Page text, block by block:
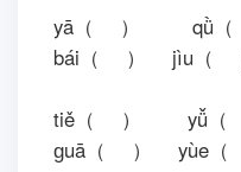
yā（ ） qǜ
bái（ ） jìu（
tiě（ ） yǚ
ɡuā（ ） yùe（